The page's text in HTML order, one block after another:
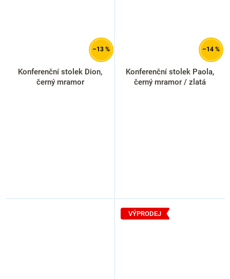
–13 %
Konferenční stolek Dion,
černý mramor
–14 %
Konferenční stolek Paola,
černý mramor / zlatá
VÝPRODEJ